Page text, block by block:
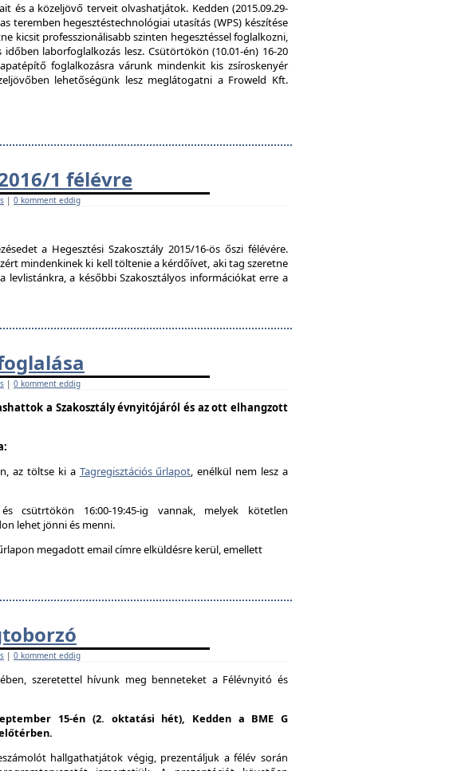
és a közeljövő terveit olvashatjátok. Kedden (2015.09.29-
teremben hegesztéstechnológiai utasítás (WPS) készítése
kicsit professzionálisabb szinten hegesztéssel foglalkozni,
laborfoglalkozás lesz. Csütörtökön (10.01-én) 16-20
foglalkozásra várunk mindenkit kis zsíroskenyér
lehetőségünk lesz meglátogatni a Froweld Kft.
1 félévre
| 0 komment eddig
a Hegesztési Szakosztály 2015/16-ös őszi félévére.
mindenkinek ki kell töltenie a kérdőívet, aki tag szeretne
levlistánkra, a későbbi Szakosztályos információkat erre a
| 0 komment eddig
a Szakosztály évnyitójáról és az ott elhangzott
az töltse ki a Tagregisztációs űrlapot, enélkül nem lesz a
csütrtökön 16:00-19:45-ig vannak, melyek kötetlen
lehet jönni és menni.
megadott email címre elküldésre kerül, emellett
| 0 komment eddig
szeretettel hívunk meg benneteket a Félévnyitó és
15-én (2. oktatási hét), Kedden a BME G
hallgathatjátok végig, prezentáljuk a félév során